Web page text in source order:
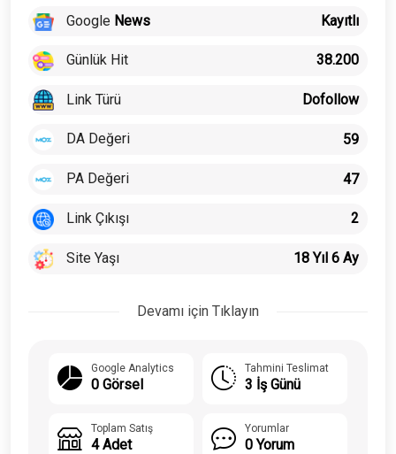
Google News Kayıtlı
Günlük Hit 38.200
Link Türü Dofollow
DA Değeri 59
PA Değeri 47
Link Çıkışı 2
Site Yaşı 18 Yıl 6 Ay
Devamı için Tıklayın
Google Analytics
0 Görsel
Tahmini Teslimat
3 İş Günü
Toplam Satış
4 Adet
Yorumlar
0 Yorum